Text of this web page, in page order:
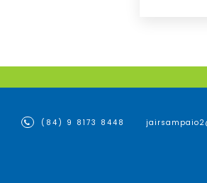
(84) 9 8173 8448